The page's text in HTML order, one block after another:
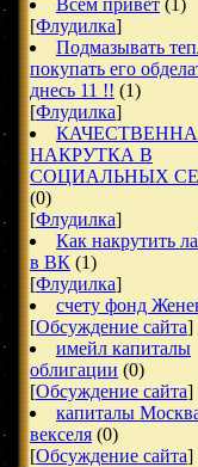
Всем привет (1)
[Флудилка]
Подмазывать
покупать его
днесь 11 !! (1)
[Флудилка]
НАКРУТКА В
СОЦИАЛЬНЫХ
(0)
[Флудилка]
Как накрутить
в ВК (1)
[Флудилка]
счету фонд
[Обсуждение сайта]
имейл капиталы
облигации (0)
[Обсуждение сайта]
капиталы
векселя (0)
[Обсуждение сайта]